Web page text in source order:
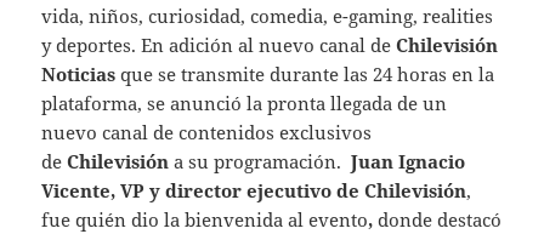
vida, niños, curiosidad, comedia, e-gaming, realities
y deportes. En adición al nuevo canal deChilevisión
Noticias que se transmite durante las 24 horas en la
plataforma, se anunció la pronta llegada de un
nuevo canal de contenidos exclusivos
deChilevisión a su programación.Juan Ignacio
Vicente, VP y director ejecutivo de Chilevisión,
fue quién dio la bienvenida al evento,donde destacó